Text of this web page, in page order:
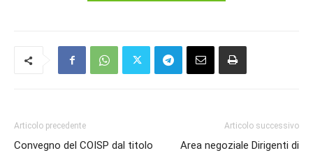
Articolo precedente
Convegno del COISP dal titolo
Articolo successivo
Area negoziale Dirigenti di